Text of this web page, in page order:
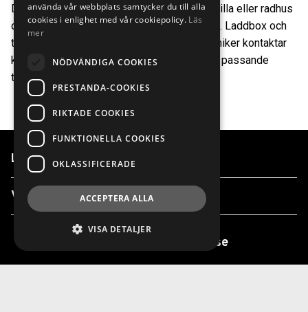
Den här laddlösningen är för dig som bor i villa eller radhus
och efterfrågar en smart och säker laddning. Laddbox och
tillbehör beställs direkt hos oss och en tekniker kontaktar
köparen inom 3-5 dagar för att boka upp ett passande
tillfälle för en installation.
Länkar
Våra anläggningar
info@finnvedensbil.se
använda vår webbplats samtycker du till alla
cookies i enlighet med vår cookiepolicy. Läs
mer
NÖDVÄNDIGA COOKIES
PRESTANDA-COOKIES
RIKTADE COOKIES
FUNKTIONELLA COOKIES
OKLASSIFICERADE
ACCEPTERA ALLA
VISA DETALJER